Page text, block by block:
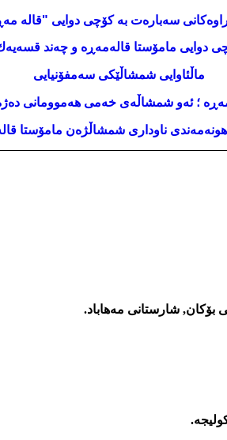
سه‌باره‌ت به‌ کۆچی دوایی "قاله‌
دوایی مامۆستا قاله‌مه‌ڕه‌ و چه‌ند
ماڵئاوایی شمشاڵێکی سه‌مفۆنیایی
؛ ئه‌و شمشاڵه‌ی خه‌می هه‌موومانی
هونه‌مه‌ندی ناوداری شمشاڵژه‌ن مامۆستا
بۆكان, شارستانی مه‌هاباد.